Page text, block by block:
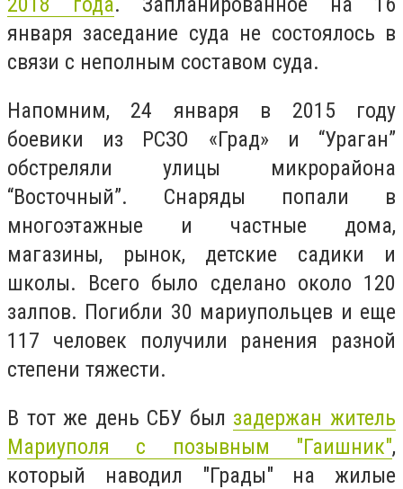
января заседание суда не состоялось в
связи с неполным составом суда.
Напомним, 24 января в 2015 году
боевики из РСЗО «Град» и “Ураган”
обстреляли улицы микрорайона
“Восточный”. Снаряды попали в
многоэтажные и частные дома,
магазины, рынок, детские садики и
школы. Всего было сделано около 120
залпов. Погибли 30 мариупольцев и еще
117 человек получили ранения разной
степени тяжести.
В тот же день СБУ был задержан житель
Мариуполя с позывным "Гаишник",
который наводил "Грады" на жилые